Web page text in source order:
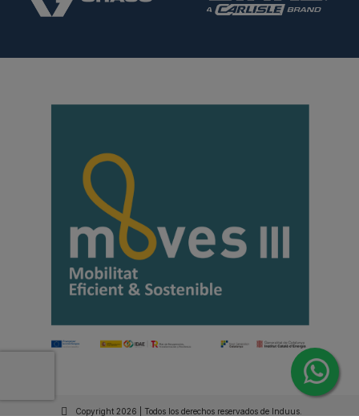
Copyright 2026 | Todos los derechos reservados de Induus.